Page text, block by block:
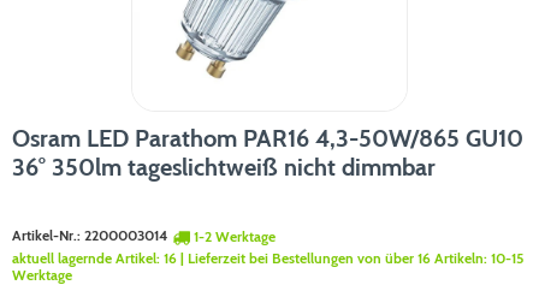
Osram LED Parathom PAR16 4,3-50W/865 GU10
36° 350lm tageslichtweiß nicht dimmbar
Artikel-Nr.: 2200003014
1-2 Werktage
aktuell lagernde Artikel: 16 | Lieferzeit bei Bestellungen von über 16 Artikeln: 10-15
Werktage